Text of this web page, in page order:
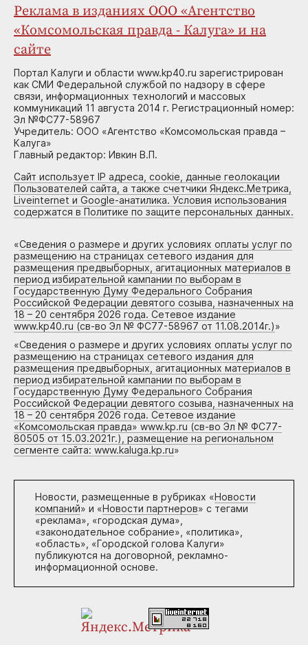
Реклама в изданиях ООО «Агентство
«Комсомольская правда - Калуга» и на
сайте
Портал Калуги и области www.kp40.ru зарегистрирован
как СМИ Федеральной службой по надзору в сфере
связи, информационных технологий и массовых
коммуникаций 11 августа 2014 г. Регистрационный номер:
Эл №ФС77-58967
Учредитель: ООО «Агентство «Комсомольская правда –
Калуга»
Главный редактор: Ивкин В.П.
Сайт использует IP адреса, cookie, данные геолокации
Пользователей сайта, а также счетчики Яндекс.Метрика,
Liveinternet и Google-анатилика. Условия использования
содержатся в Политике по защите персональных данных.
«Сведения о размере и других условиях оплаты услуг по
размещению на страницах сетевого издания для
размещения предвыборных, агитационных материалов в
период избирательной кампании по выборам в
Государственную Думу Федерального Собрания
Российской Федерации девятого созыва, назначенных на
18 – 20 сентября 2026 года. Сетевое издание
www.kp40.ru (св-во Эл № ФС77-58967 от 11.08.2014г.)»
«Сведения о размере и других условиях оплаты услуг по
размещению на страницах сетевого издания для
размещения предвыборных, агитационных материалов в
период избирательной кампании по выборам в
Государственную Думу Федерального Собрания
Российской Федерации девятого созыва, назначенных на
18 – 20 сентября 2026 года. Сетевое издание
«Комсомольская правда» www.kp.ru (св-во Эл № ФС77-
80505 от 15.03.2021г.), размещение на региональном
сегменте сайта: www.kaluga.kp.ru»
Новости, размещенные в рубриках «Новости
компаний» и «Новости партнеров» с тегами
«реклама», «городская дума»,
«законодательное собрание», «политика»,
«область», «Городской голова Калуги»
публикуются на договорной, рекламно-
информационной основе.